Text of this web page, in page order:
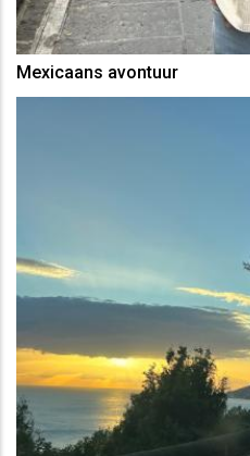
Mexicaans avontuur